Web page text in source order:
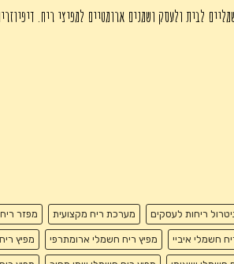
לבית ולעסק ושמנים ארומטיים למפיצי ריח.
ריחות לעסקים מערכת ריח מקצועית מפזר
חשמלי איביי מפיץ ריח חשמלי ארומתרפי מפיץ